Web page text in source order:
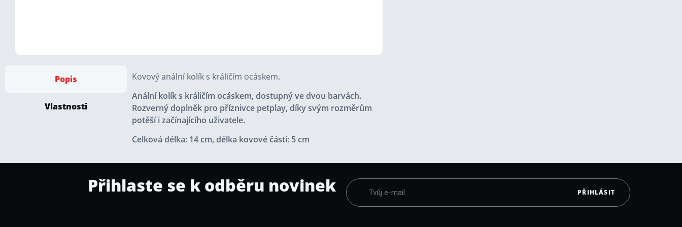
Popis
Vlastnosti
Kovový anální kolík s králičím ocáskem.
Anální kolík s králičím ocáskem, dostupný ve dvou barvách.
Rozverný doplněk pro příznivce petplay, díky svým rozměrům
potěší i začínajícího uživatele.
Celková délka: 14 cm, délka kovové části: 5 cm
Přihlaste se k odběru novinek PŘIHLÁSIT